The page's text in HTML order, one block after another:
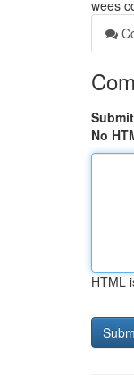
wees
No
HTML